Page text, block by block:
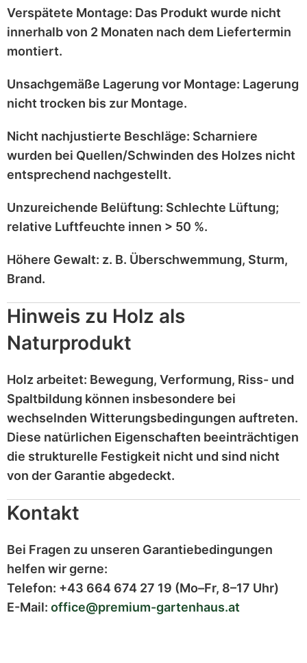
Verspätete Montage: Das Produkt wurde nicht
innerhalb von 2 Monaten nach dem Liefertermin
montiert.
Unsachgemäße Lagerung vor Montage: Lagerung
nicht trocken bis zur Montage.
Nicht nachjustierte Beschläge: Scharniere
wurden bei Quellen/Schwinden des Holzes nicht
entsprechend nachgestellt.
Unzureichende Belüftung: Schlechte Lüftung;
relative Luftfeuchte innen > 50 %.
Höhere Gewalt: z. B. Überschwemmung, Sturm,
Brand.
Hinweis zu Holz als
Naturprodukt
Holz arbeitet: Bewegung, Verformung, Riss- und
Spaltbildung können insbesondere bei
wechselnden Witterungsbedingungen auftreten.
Diese natürlichen Eigenschaften beeinträchtigen
die strukturelle Festigkeit nicht und sind nicht
von der Garantie abgedeckt.
Kontakt
Bei Fragen zu unseren Garantiebedingungen
helfen wir gerne:
Telefon: +43 664 674 27 19 (Mo–Fr, 8–17 Uhr)
E-Mail: office@premium-gartenhaus.at